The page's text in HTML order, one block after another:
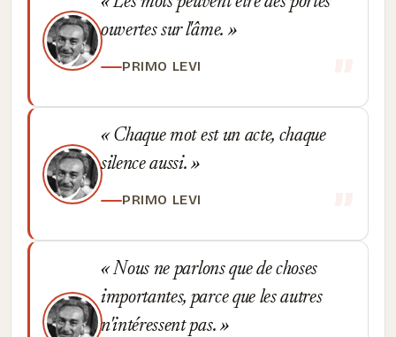
ouvertes sur l'âme.
PRIMO LEVI
Chaque mot est un acte, chaque
silence aussi.
PRIMO LEVI
Nous ne parlons que de choses
importantes, parce que les autres
n'intéressent pas.